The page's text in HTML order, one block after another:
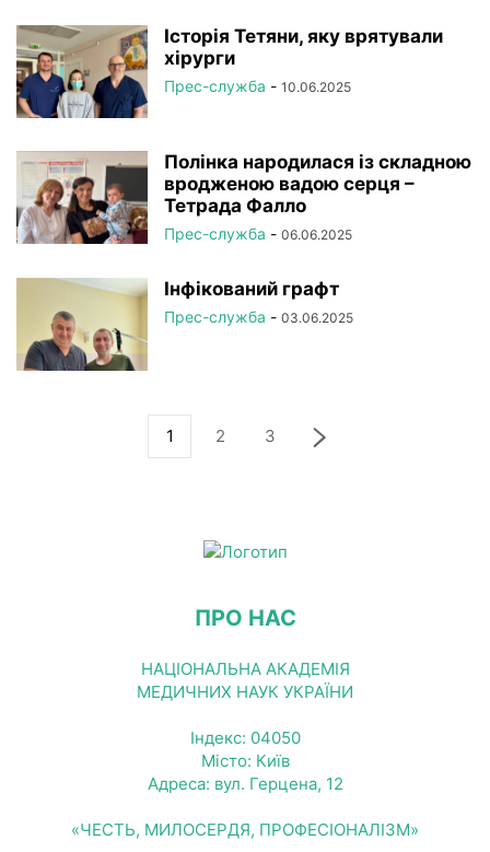
Історія Тетяни, яку врятували
хірурги
Прес-служба - 10.06.2025
Полінка народилася із складною
вродженою вадою серця –
Тетрада Фалло
Прес-служба - 06.06.2025
Інфікований графт
Прес-служба - 03.06.2025
1 2 3
ПРО НАС
НАЦІОНАЛЬНА АКАДЕМІЯ
МЕДИЧНИХ НАУК УКРАЇНИ
Індекс: 04050
Місто: Київ
Адреса: вул. Герцена, 12
«ЧЕСТЬ, МИЛОСЕРДЯ, ПРОФЕСІОНАЛІЗМ»